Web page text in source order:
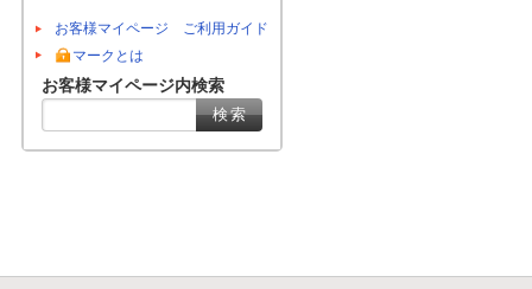
お客様マイページ ご利用ガイド
マークとは
お客様マイページ内検索